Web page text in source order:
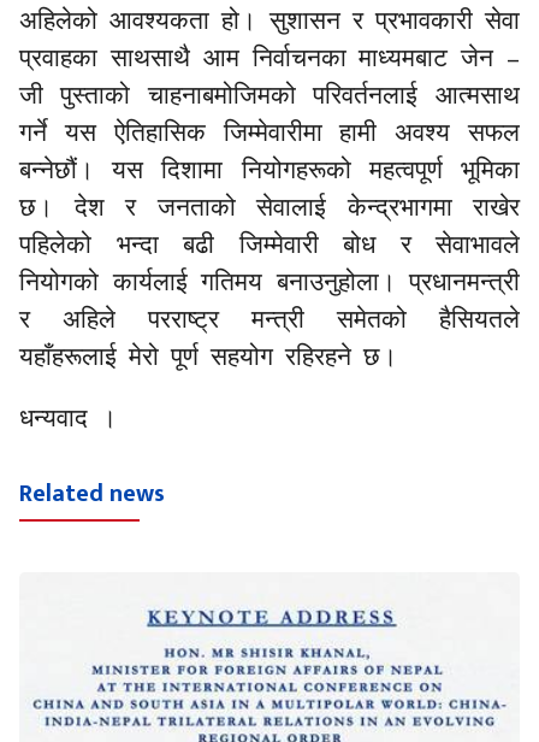
अहिलेको आवश्यकता हो। सुशासन र प्रभावकारी सेवा
प्रवाहका साथसाथै आम निर्वाचनका माध्यमबाट जेन–
जी पुस्ताको चाहनाबमोजिमको परिवर्तनलाई आत्मसाथ
गर्ने यस ऐतिहासिक जिम्मेवारीमा हामी अवश्य सफल
बन्नेछौं। यस दिशामा नियोगहरूको महत्वपूर्ण भूमिका
छ। देश र जनताको सेवालाई केन्द्रभागमा राखेर
पहिलेको भन्दा बढी जिम्मेवारी बोध र सेवाभावले
नियोगको कार्यलाई गतिमय बनाउनुहोला। प्रधानमन्त्री
र अहिले परराष्ट्र मन्त्री समेतको हैसियतले
यहाँहरूलाई मेरो पूर्ण सहयोग रहिरहने छ।
धन्यवाद ।
Related news